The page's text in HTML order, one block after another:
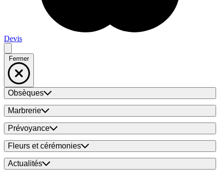
Devis
Fermer
Obsèques
Marbrerie
Prévoyance
Fleurs et cérémonies
Actualités